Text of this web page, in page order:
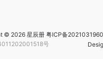
© 2026 星辰册 粤ICP备
号Design